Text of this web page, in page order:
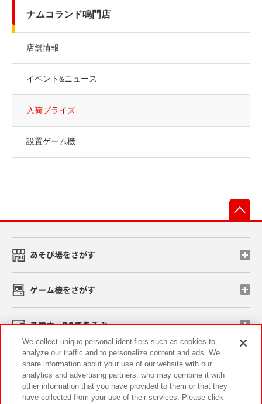
ナムコランド鳴門店
店舗情報
イベント&ニュース
入荷プライズ
設置ゲーム機
あそび場をさがす
ゲーム機をさがす
スマホ・PCであそぶ
イベント・キャンペーン
We collect unique personal identifiers such as cookies to
analyze our traffic and to personalize content and ads. We
share information about your use of our website with our
analytics and advertising partners, who may combine it with
other information that you have provided to them or that they
have collected from your use of their services. Please click